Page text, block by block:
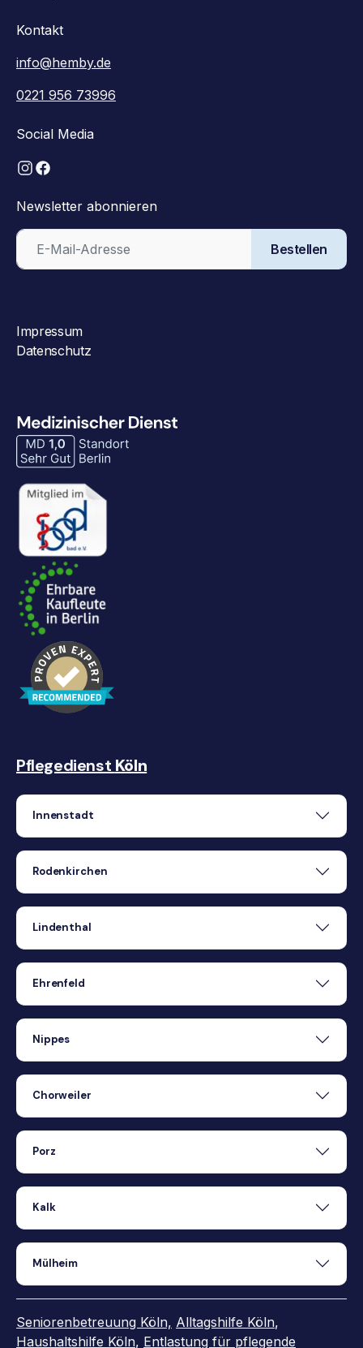
Kontakt
info@hemby.de
0221 956 73996
Social Media
Newsletter abonnieren
Bestellen
Impressum
Datenschutz
Pflegedienst Köln
Innenstadt
Rodenkirchen
Lindenthal
Ehrenfeld
Nippes
Chorweiler
Porz
Kalk
Mülheim
Seniorenbetreuung Köln, Alltagshilfe Köln,
Haushaltshilfe Köln, Entlastung für pflegende